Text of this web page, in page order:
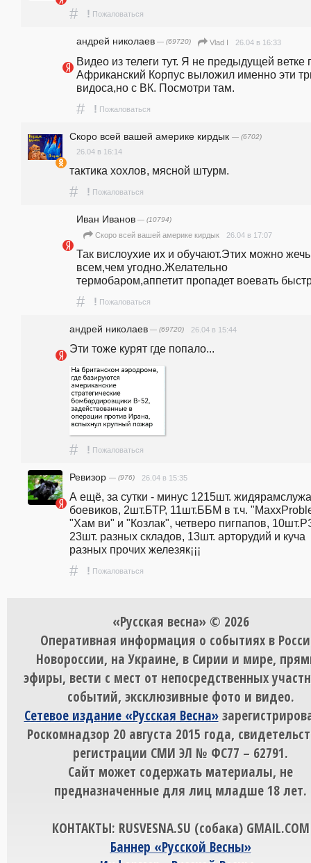
# ! Пожаловаться
андpeй николаев — (69720) Vlad I 26.04 в 16:33
Видео из телеги тут. Я не предыдущей ветке
Африканский Корпус выложил именно эти
видоса,но с ВК. Посмотри там.
# ! Пожаловаться
Скоро всей вашей америке кирдык — (6702)
26.04 в 16:14
тактика хохлов, мясной штурм.
# ! Пожаловаться
Иван Иванов — (10794)
Скоро всей вашей америке кирдык 26.04 в 17:07
Так вислоухие их и обучают.Этих можно жечь
всем,чем угодно.Желательно
термобаром,аппетит пропадет воевать
# ! Пожаловаться
андpeй николаев — (69720) 26.04 в 15:44
Эти тоже курят где попало...
# ! Пожаловаться
Ревизор — (976) 26.04 в 15:35
А ещё, за сутки - минус 1215шт.
боевиков, 2шт.БТР, 11шт.ББМ в т.ч.
"Хам ви" и "Козлак", четверо пигпапов,
23шт. разных складов, 13шт. арторудий и куча
разных прочих железяк¡¡¡
# ! Пожаловаться
«Русская весна» © 2026
Оперативная информация о событиях в
Новороссии, на Украине, в Сирии и мире,
эфиры, вести с мест от непосредственных
событий, эксклюзивные фото и видео.
Сетевое издание «Русская Весна»
Роскомнадзор 20 августа 2015 года,
регистрации СМИ ЭЛ № ФС77 – 62791.
Сайт может содержать материалы, не
предназначенные для лиц младше 18 лет.
КОНТАКТЫ: RUSVESNA.SU (собака) GMAIL.COM
Баннер «Русской Весны»